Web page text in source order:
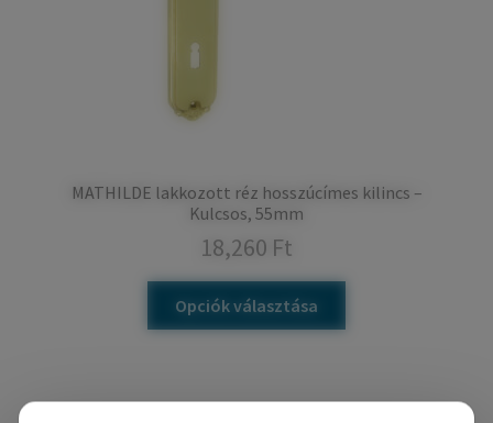
MATHILDE lakkozott réz hosszúcímes kilincs –
Kulcsos, 55mm
18,260 Ft
Opciók választása